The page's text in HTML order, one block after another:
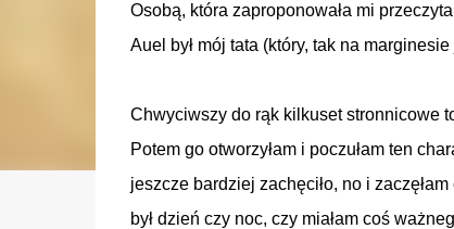
Osobą, która zaproponowała mi
Auel był mój tata (który, tak na
Chwyciwszy do rąk kilkuset stronnicowe
Potem go otworzyłam i poczułam ten
jeszcze bardziej zachęciło, no i
był dzień czy noc, czy miałam coś